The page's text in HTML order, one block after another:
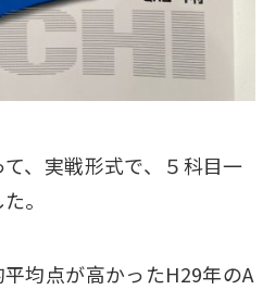
、実戦形式で、５科目一
。
均点が高かったH29年のA